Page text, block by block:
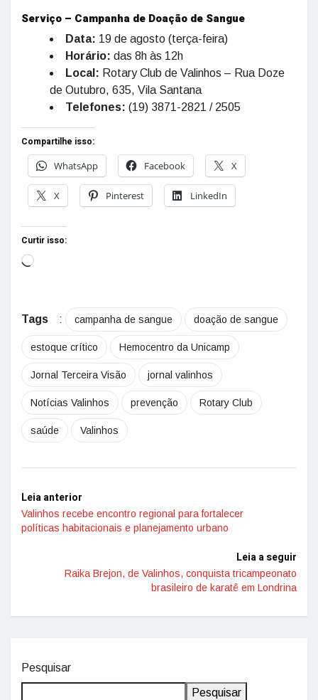
Serviço – Campanha de Doação de Sangue
Data: 19 de agosto (terça-feira)
Horário: das 8h às 12h
Local: Rotary Club de Valinhos – Rua Doze
de Outubro, 635, Vila Santana
Telefones: (19) 3871-2821 / 2505
Compartilhe isso:
WhatsApp
Facebook X
X Pinterest LinkedIn
Curtir isso:
Tags : campanha de sangue doação de sangue
estoque crítico Hemocentro da Unicamp
Jornal Terceira Visão jornal valinhos
Notícias Valinhos prevenção Rotary Club
saúde Valinhos
Leia anterior
Valinhos recebe encontro regional para fortalecer
políticas habitacionais e planejamento urbano
Leia a seguir
Raika Brejon, de Valinhos, conquista tricampeonato
brasileiro de karatê em Londrina
Pesquisar
Pesquisar